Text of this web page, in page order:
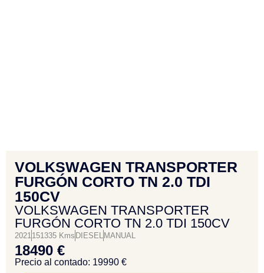
VOLKSWAGEN TRANSPORTER
FURGÓN CORTO TN 2.0 TDI
150CV
VOLKSWAGEN TRANSPORTER
FURGÓN CORTO TN 2.0 TDI 150CV
2021 151335 Kms DIESEL MANUAL
18490 €
Precio al contado: 19990 €